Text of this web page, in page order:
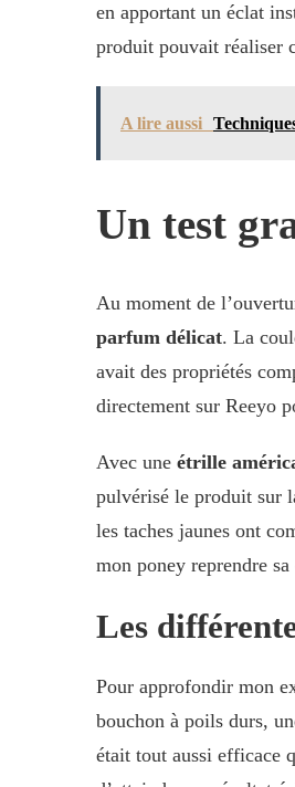
en apportant un éclat
produit pouvait réaliser
A lire aussi
Un test
Au moment de
parfum délicat. La
avait des propriétés
directement sur Reeyo
Avec une étrille
pulvérisé le produit sur
les taches jaunes ont
mon poney reprendre
Les
Pour approfondir mon
bouchon à poils durs,
était tout aussi efficace